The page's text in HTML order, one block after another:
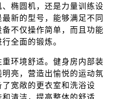
椭圆机，还是力量训练设
新的型号，能够满足不同
不仅操作简单，而且功能
全面的锻炼。
环境舒适。健身房内部装
亮，营造出愉悦的运动氛
宽敞的更衣室和洗浴设
清洁，提高整体的舒适